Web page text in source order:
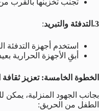
3.التدفئة والتبريد :
استخدم أجهزة التدفئة
أبقِ الأجهزة الحرارية
الخطوة الخامسة: تعزيز
بجانب الجهود المنزلية،
الطفل من الحريق: